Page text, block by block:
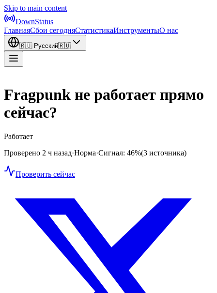
Skip to main content
DownStatus
ГлавнаяСбои сегодняСтатистикаИнструментыО нас
🇷🇺 Русский🇷🇺
Fragpunk не работает прямо
сейчас?
Работает
Проверено 2 ч назад·Норма·Сигнал: 46%(3 источника)
Проверить сейчас